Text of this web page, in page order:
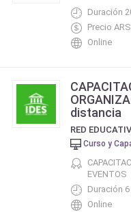
Duración
Precio
Online
distancia
Curso y
EVENTOS
Duración
Online